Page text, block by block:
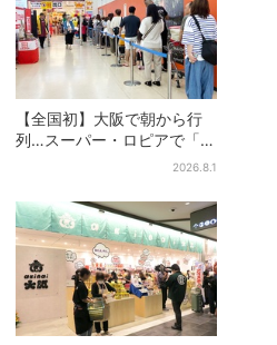
【全国初】大阪で朝から行
列…スーパー・ロピアで「ど
デカ抽選会」、開始30分2026.8.1